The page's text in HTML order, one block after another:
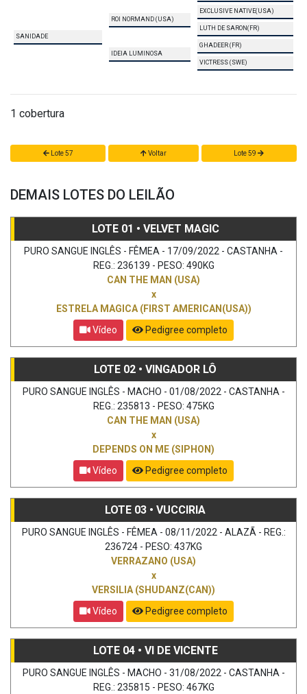
SANIDADE
ROI NORMAND (USA)
EXCLUSIVE NATIVE(USA)
LUTH DE SARON(FR)
IDEIA LUMINOSA
GHADEER (FR)
VICTRESS (SWE)
1 cobertura
Lote 57 Voltar Lote 59
DEMAIS LOTES DO LEILÃO
LOTE 01 • VELVET MAGIC
PURO SANGUE INGLÊS - FÊMEA - 17/09/2022 - CASTANHA -
REG.: 236139 - PESO: 490KG
CAN THE MAN (USA)
x
ESTRELA MAGICA (FIRST AMERICAN(USA))
Vídeo
Pedigree completo
LOTE 02 • VINGADOR LÔ
PURO SANGUE INGLÊS - MACHO - 01/08/2022 - CASTANHA -
REG.: 235813 - PESO: 475KG
CAN THE MAN (USA)
x
DEPENDS ON ME (SIPHON)
Vídeo
Pedigree completo
LOTE 03 • VUCCIRIA
PURO SANGUE INGLÊS - FÊMEA - 08/11/2022 - ALAZÃ - REG.:
236724 - PESO: 437KG
VERRAZANO (USA)
x
VERSILIA (SHUDANZ(CAN))
Vídeo
Pedigree completo
LOTE 04 • VI DE VICENTE
PURO SANGUE INGLÊS - MACHO - 31/08/2022 - CASTANHA -
REG.: 235815 - PESO: 467KG